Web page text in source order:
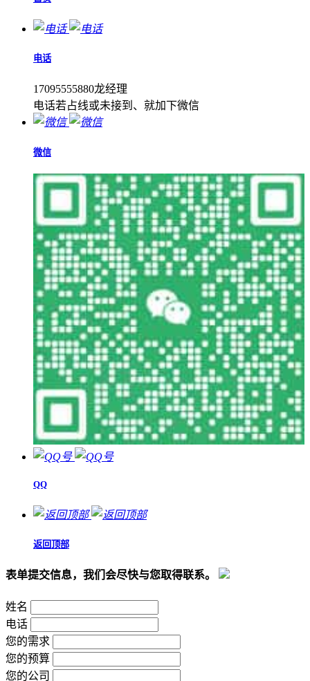
电话
17095555880龙经理
电话若占线或未接到、就加下微信
微信
QQ
返回顶部
表单提交信息，我们会尽快与您取得联系。
姓名
电话
您的需求
您的预算
您的公司